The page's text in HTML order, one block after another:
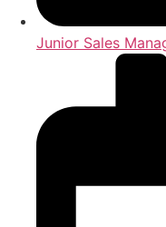
Junior Sales